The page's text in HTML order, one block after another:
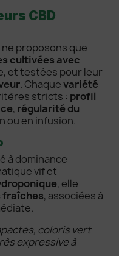
CBD
ne proposons que
cultivées avec
et testées pour leur
. Chaquevariété
stricts : profil
, régularité du
ou en infusion.
à dominance
vif et
, elle
fraîches, associées à
coloris vert
expressive à